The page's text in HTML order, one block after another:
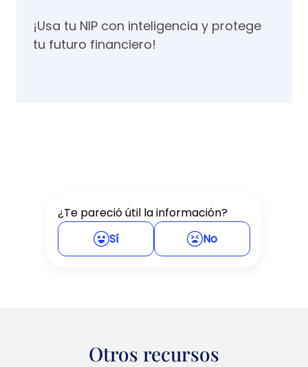
¡Usa tu NIP con inteligencia y protege
tu futuro financiero!
¿Te pareció útil la información?
Sí
No
Otros recursos